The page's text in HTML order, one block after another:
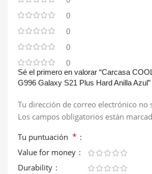
0
0
0
0
Sé el primero en valorar “Carcasa
G996 Galaxy S21 Plus Hard Anilla Azul”
Tu dirección de correo electrónico no
Los campos obligatorios están
Tu puntuación *
Value for money
Durability